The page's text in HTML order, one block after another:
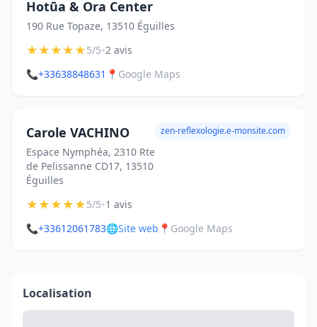
Hotūa & Ora Center
190 Rue Topaze, 13510 Éguilles
★★★★★5/5•2 avis
📞+33638848631 📍 Google Maps
Carole VACHINO
Espace Nymphéa, 2310 Rte
de Pelissanne CD17, 13510
Éguilles
zen-reflexologie.e-monsite.com
★★★★★5/5•1 avis
📞+33612061783🌐Site web 📍 Google Maps
Localisation